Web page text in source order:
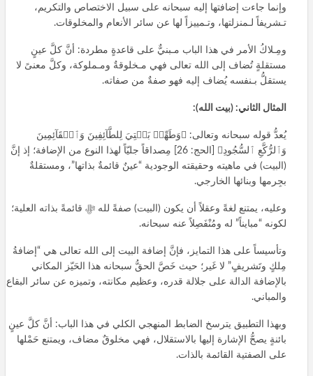
وإنما جاءت إضافتها إليه سبحانه على سبيل الاختصاص والتكريم،
تـشريفاً لـمنزلتها، وتـمييزاً لها عن سائر الأنعام والمخلوقات.
ومِـلاكُ الأمر في هذا الباب مـبنيٌّ على قاعدةٍ مطردة: أنَّ كلَّ عينٍ
مستقلةٍ تُضاف إلى الله تعالى فهي مـخلوقةٌ ومـملوكة، وكلَّ معنىً لا
يستقلُّ بـنفسه يُضاف إليه فهو صفةٌ من صفاته.
المثال الثاني: (بيت الله):
يُعدُّ قوله سبحانه وتعالى: ﴿وَطَهِّرۡ بَيۡتِيَ لِلطَّآئِفِينَ وَٱلۡقَآئِمِينَ
وَٱلرُّكَّعِ ٱلسُّجُودِ﴾ [الحج: 26] مِصداقاً جليّاً لهذا النوع من الإضافة؛ إذ إنَّ
(البيت) في ماهيته وحقيقته الوجودية “عينٌ قائمةٌ بذاتها”، ومستقلةٌ
بجِرمها وبنائها الخارجي.
وعليه، يمتنع لغةً وعقلاً أن يكون (البيت) صفةً لله ﷻ قائمةً بذاته العلية؛
لكونه “مبايناً” له ومُنْفَصِلاً عنه سبحانه.
وتأسيساً على هذا التمايز، فإنَّ إضافة البيت إلى الله تعالى هي “إضافةُ
مِلكٍ وتَشريفٍ” لا غَير؛ حيث خَصَّ الحقُّ سبحانه هذا الحَيّز المكاني
بالإضافة الدالة على جلالة قدره، وعظيم مكانته، وتميزه عن سائر البقاع
والمباني.
وبهذا التطبيق يترسخ الضابط المنهجي الكلي في هذا الباب: أنَّ كلَّ عينٍ
بائنةٍ يصحُّ الإشارة إليها بالاستقلال، فهي مخلوقٌ مضاف، ويمتنع حَمْلها
على الصفتية القائمة بالذات.